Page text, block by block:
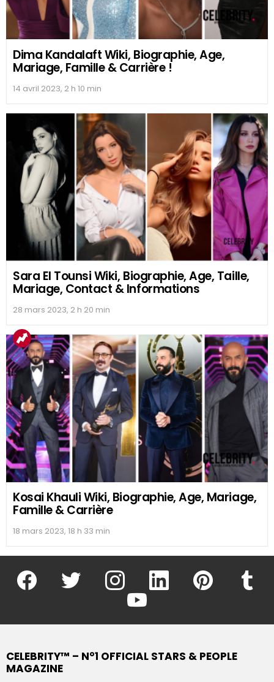
Dima Kandalaft Wiki, Biographie, Age,
Mariage, Famille & Carrière !
14 avril 2023, 2 h 10 min
Sara El Tounsi Wiki, Biographie, Age, Taille,
Mariage, Contact & Informations
28 mars 2023, 2 h 20 min
Kosai Khauli Wiki, Biographie, Age, Mariage,
Famille & Carrière
18 mars 2023, 18 h 33 min
facebook twitter instagram linkedin pinterest
youtube
CELEBRITY™ – N°1 OFFICIAL STARS & PEOPLE
MAGAZINE